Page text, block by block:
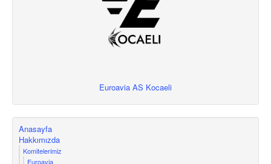
Euroavia AS Kocaeli
Anasayfa
Hakkımızda
Komitelerimiz
Euroavia